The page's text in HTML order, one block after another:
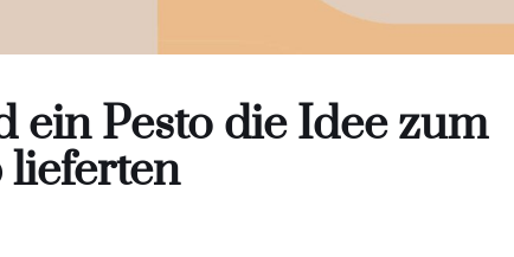
ein Pesto die Idee zum